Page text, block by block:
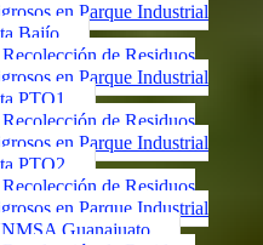
en Parque Industrial
Bajío
Recolección de Residuos
en Parque Industrial
PTO1
Recolección de Residuos
en Parque Industrial
PTO2
Recolección de Residuos
en Parque Industrial
Guanajuato